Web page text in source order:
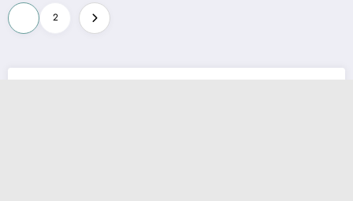
Yazı
sayfalaması
2